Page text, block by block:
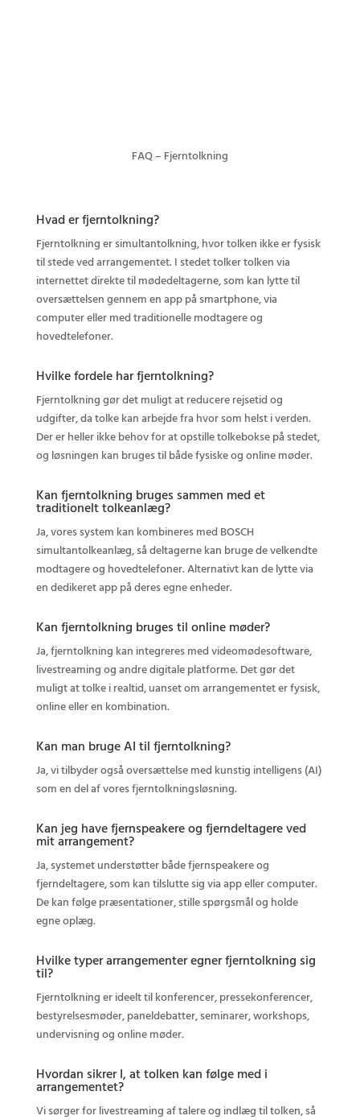
FAQ – Fjerntolkning
Hvad er fjerntolkning?
Fjerntolkning er simultantolkning, hvor tolken ikke er fysisk
til stede ved arrangementet. I stedet tolker tolken via
internettet direkte til mødedeltagerne, som kan lytte til
oversættelsen gennem en app på smartphone, via
computer eller med traditionelle modtagere og
hovedtelefoner.
Hvilke fordele har fjerntolkning?
Fjerntolkning gør det muligt at reducere rejsetid og
udgifter, da tolke kan arbejde fra hvor som helst i verden.
Der er heller ikke behov for at opstille tolkebokse på stedet,
og løsningen kan bruges til både fysiske og online møder.
Kan fjerntolkning bruges sammen med et
traditionelt tolkeanlæg?
Ja, vores system kan kombineres med BOSCH
simultantolkeanlæg, så deltagerne kan bruge de velkendte
modtagere og hovedtelefoner. Alternativt kan de lytte via
en dedikeret app på deres egne enheder.
Kan fjerntolkning bruges til online møder?
Ja, fjerntolkning kan integreres med videomødesoftware,
livestreaming og andre digitale platforme. Det gør det
muligt at tolke i realtid, uanset om arrangementet er fysisk,
online eller en kombination.
Kan man bruge AI til fjerntolkning?
Ja, vi tilbyder også oversættelse med kunstig intelligens (AI)
som en del af vores fjerntolkningsløsning.
Kan jeg have fjernspeakere og fjerndeltagere ved
mit arrangement?
Ja, systemet understøtter både fjernspeakere og
fjerndeltagere, som kan tilslutte sig via app eller computer.
De kan følge præsentationer, stille spørgsmål og holde
egne oplæg.
Hvilke typer arrangementer egner fjerntolkning sig
til?
Fjerntolkning er ideelt til konferencer, pressekonferencer,
bestyrelsesmøder, paneldebatter, seminarer, workshops,
undervisning og online møder.
Hvordan sikrer I, at tolken kan følge med i
arrangementet?
Vi sørger for livestreaming af talere og indlæg til tolken, så